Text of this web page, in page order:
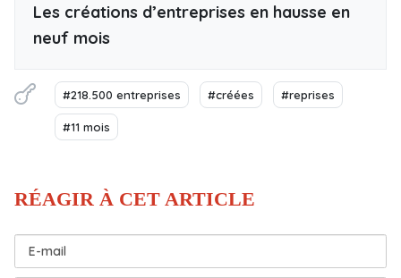
Les créations d’entreprises en hausse en
neuf mois
#218.500 entreprises #créées #reprises
#11 mois